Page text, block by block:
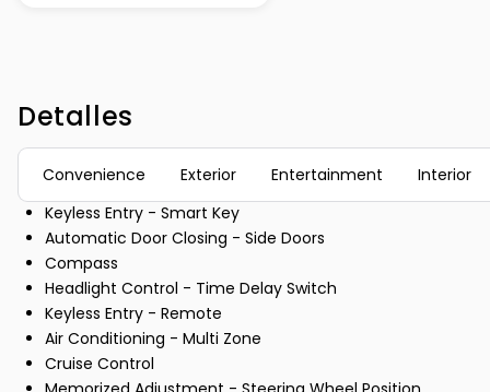
Detalles
Convenience Exterior Entertainment
Interior
Keyless Entry - Smart Key
Automatic Door Closing - Side Doors
Compass
Headlight Control - Time Delay Switch
Keyless Entry - Remote
Air Conditioning - Multi Zone
Cruise Control